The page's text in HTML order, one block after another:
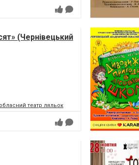
(Чернівецький
театр ляльок